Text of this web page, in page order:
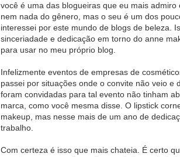
você é uma das blogueiras que eu mais
nem nada do gênero, mas o seu é um dos
interessei por este mundo de blogs de beleza.
sinceriadade e dedicação em torno do anne
para usar no meu próprio blog.
Infelizmente eventos de empresas de
passei por situações onde o convite não veio e
foram convidadas para tal evento não tinham
marca, como você mesma disse. O lipstick
makeup, mas nesse mais de um ano de
trabalho.
Com certeza é isso que mais chateia. É certo